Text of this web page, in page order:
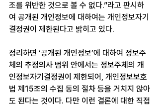
조를 위반한 것으로 볼 수 없다.”라고 판시하
여 공개된 개인정보에 대하여는 개인정보자기
결정권이 제한된다고 밝히고 있다.
정리하면 ‘공개된 개인정보’에 대하여 정보주
체의 추정의사 범위 안에서는 정보주체의 개
인정보자기결정권이 제한되어, 개인정보보호
법 제15조의 수집 동의 절차 등을 거치지 않아
도 된다는 것이다. 다만 이런 결론에 대한 직접